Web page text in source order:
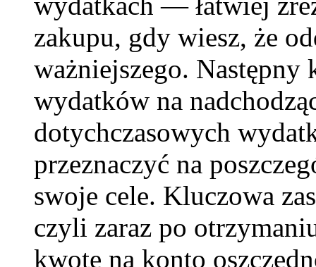
zakupu, gdy wiesz, że
ważniejszego.
wydatków na
dotychczasowych
przeznaczyć na
swoje cele. Kluczowa
czyli zaraz po
kwotę na konto